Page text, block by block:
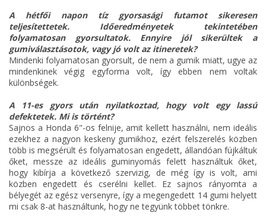
A hétfői napon tíz gyorsasági futamot sikeresen
teljesítettetek. Időeredményetek tekintetében
folyamatosan gyorsultatok. Ennyire jól sikerültek a
gumiválasztásotok, vagy jó volt az itineretek?
Mindenki folyamatosan gyorsult, de nem a gumik miatt, ugye az
mindenkinek végig egyforma volt, így ebben nem voltak
különbségek.
A 11-es gyors után nyilatkoztad, hogy volt egy lassú
defektetek. Mi is történt?
Sajnos a Honda 6"-os felnije, amit kellett használni, nem ideális
ezekhez a nagyon keskeny gumikhoz, ezért felszerelés közben
több is megsérült és folyamatosan engedett, állandóan fújkáltuk
őket, messze az ideális guminyomás felett használtuk őket,
hogy kibírja a következő szervizig, de még így is volt, ami
közben engedett és cserélni kellet. Ez sajnos rányomta a
bélyegét az egész versenyre, így a megengedett 14 gumi helyett
mi csak 8-at használtunk, hogy ne tegyünk többet tönkre.